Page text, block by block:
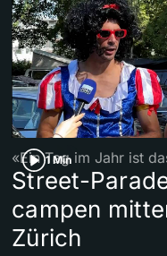
1 Min
«Ein Tag im Jahr ist
Street-
campen
Zürich